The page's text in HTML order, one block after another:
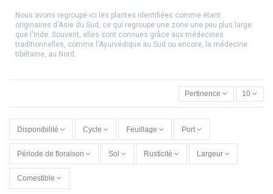
Nous avons regroupé ici les plantes identifiées comme étant
originaires d'Asie du Sud, ce qui regroupe une zone une peu plus large
que l'Inde. Souvent, elles sont connues grâce aux médecines
traditionnelles, comme l'Ayurvédique au Sud ou encore, la médecine
tibétaine, au Nord.
Pertinence 10
Disponibilité Cycle Feuillage Port
Période de floraison Sol Rusticité Largeur
Comestible